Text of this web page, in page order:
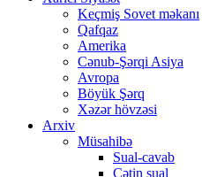
Keçmiş Sovet məkanı
Qafqaz
Amerika
Cənub-Şərqi Asiya
Avropa
Böyük Şərq
Xəzər hövzəsi
Arxiv
Müsahibə
Sual-cavab
Çətin sual